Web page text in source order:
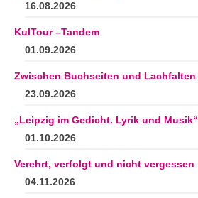
16.08.2026
KulTour –Tandem
01.09.2026
Zwischen Buchseiten und Lachfalten
23.09.2026
„Leipzig im Gedicht. Lyrik und Musik“
01.10.2026
Verehrt, verfolgt und nicht vergessen
04.11.2026